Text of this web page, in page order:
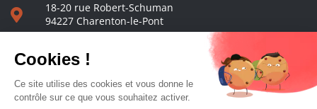
18-20 rue Robert-Schuman
94227 Charenton-le-Pont